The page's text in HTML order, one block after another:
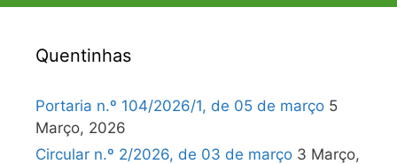
Quentinhas
Portaria n.º 104/2026/1, de 05 de março 5
Março, 2026
Circular n.º 2/2026, de 03 de março 3 Março,